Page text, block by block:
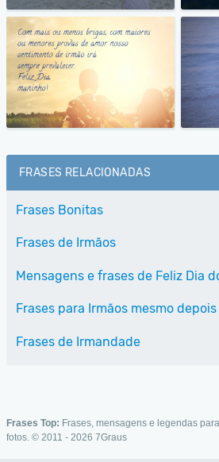
FRASES RELACIONADAS
Frases Bonitas
Frases de Irmãos
Mensagens e frases de Feliz Dia
Frases para Irmãos mesmo
Frases de Irmandade
Frases Top: Frases, mensagens e legendas
fotos. © 2011 - 2026 7Graus